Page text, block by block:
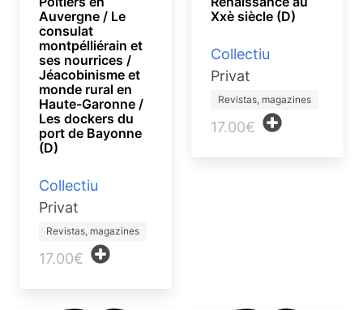
Auvergne / Le
consulat
montpélliérain et
ses nourrices /
Jéacobinisme et
monde rural en
Haute-Garonne /
Les dockers du
port de Bayonne
(D)
Collectiu
Privat
Revistas, magazines
17.00€
Xxè siècle (D)
Collectiu
Privat
Revistas, magazines
17.00€